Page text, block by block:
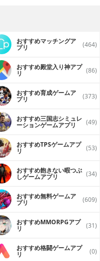
おすすめマッチングア
プリ (464)
おすすめ殿堂入り神アプ
リ (86)
おすすめ育成ゲームア
プリ (373)
おすすめ三国志シミュレ
ーションゲームアプリ (49)
おすすめTPSゲームアプ
リ (53)
おすすめ飽きない暇つぶ
しゲームアプリ (34)
おすすめ無料ゲームア
プリ (609)
おすすめ MMORPGアプ
リ (31)
おすすめ格闘ゲームアプ
リ (0)